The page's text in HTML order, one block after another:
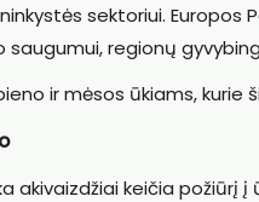
sektoriui.
regionų
ir mėsos ūkiams,
akivaizdžiai keičia